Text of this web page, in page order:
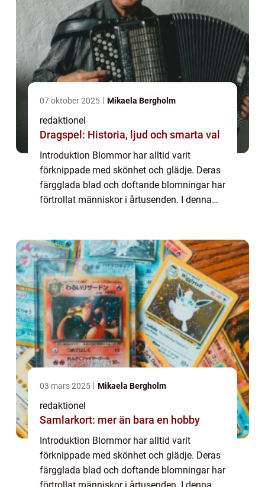
07 oktober 2025 Mikaela Bergholm
redaktionel
Dragspel: Historia, ljud och smarta val
Introduktion Blommor har alltid varit
förknippade med skönhet och glädje. Deras
färgglada blad och doftande blomningar har
förtrollat människor i årtusenden. I denna
03 mars 2025 Mikaela Bergholm
redaktionel
Samlarkort: mer än bara en hobby
Introduktion Blommor har alltid varit
förknippade med skönhet och glädje. Deras
färgglada blad och doftande blomningar har